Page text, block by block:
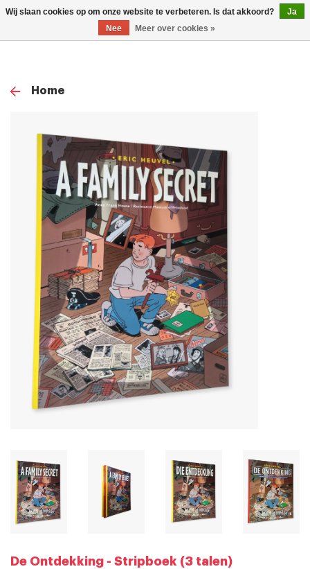
0
Home
De Ontdekking - Stripboek (3 talen)
Wij slaan cookies op om onze website te verbeteren. Is dat akkoord?
Ja
Nee
Meer over cookies »